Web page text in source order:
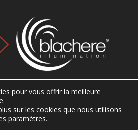
pour vous offrir la meilleure
sur les cookies que nous utilisons
paramètres.